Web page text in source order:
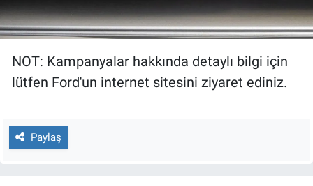
NOT: Kampanyalar hakkında detaylı bilgi için
lütfen Ford'un internet sitesini ziyaret ediniz.
Paylaş